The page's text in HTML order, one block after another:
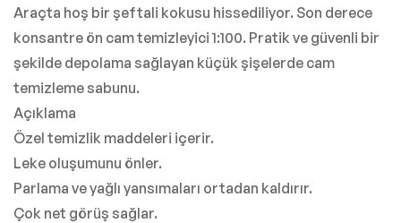
Araçta hoş bir şeftali kokusu hissediliyor. Son derece
konsantre ön cam temizleyici 1:100. Pratik ve güvenli bir
şekilde depolama sağlayan küçük şişelerde cam
temizleme sabunu.
Açıklama
Özel temizlik maddeleri içerir.
Leke oluşumunu önler.
Parlama ve yağlı yansımaları ortadan kaldırır.
Çok net görüş sağlar.